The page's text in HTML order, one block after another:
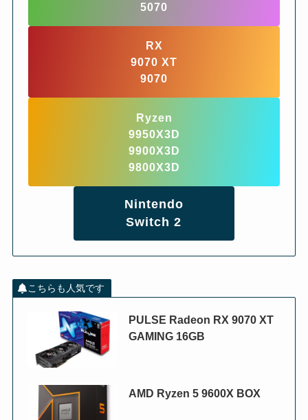
5070
RX
9070 XT
9070
Ryzen
9950X3D
9900X3D
9800X3D
Nintendo
Switch 2
こちらも人気です
PULSE Radeon RX 9070 XT
GAMING 16GB
AMD Ryzen 5 9600X BOX